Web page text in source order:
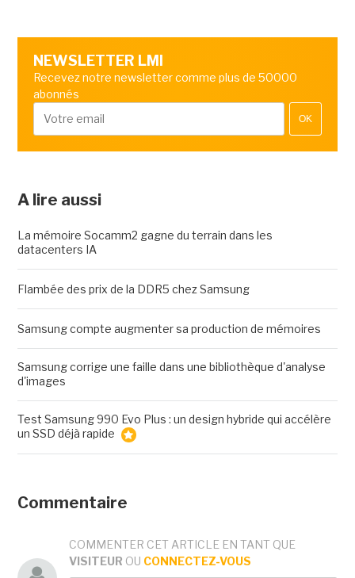
NEWSLETTER LMI
Recevez notre newsletter comme plus de 50000
abonnés
OK
A lire aussi
La mémoire Socamm2 gagne du terrain dans les
datacenters IA
Flambée des prix de la DDR5 chez Samsung
Samsung compte augmenter sa production de mémoires
Samsung corrige une faille dans une bibliothèque d'analyse
d'images
Test Samsung 990 Evo Plus : un design hybride qui accélère
un SSD déjà rapide
Commentaire
COMMENTER CET ARTICLE EN TANT QUE
VISITEUR OU CONNECTEZ-VOUS